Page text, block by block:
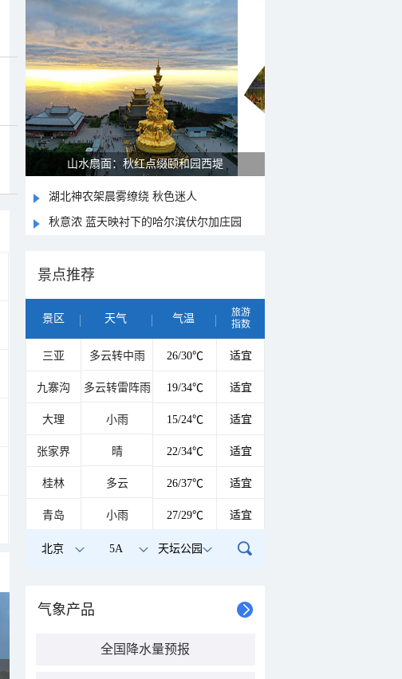
山水扇面：秋红点缀颐和园西堤
湖北神农架晨雾缭绕 秋色迷人
秋意浓 蓝天映衬下的哈尔滨伏尔加庄园
景点推荐
景区 天气 气温
旅游
指数
三亚 多云转中雨 26/30℃ 适宜
九寨沟 多云转雷阵雨 19/34℃ 适宜
大理 小雨 15/24℃ 适宜
张家界 晴 22/34℃ 适宜
桂林 多云 26/37℃ 适宜
青岛 小雨 27/29℃ 适宜
北京 5A 天坛公园
气象产品
全国降水量预报